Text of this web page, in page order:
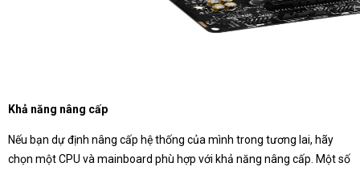
Khả năng nâng cấp
Nếu bạn dự định nâng cấp hệ thống của mình trong tương lai, hãy
chọn một CPU và mainboard phù hợp với khả năng nâng cấp. Một số